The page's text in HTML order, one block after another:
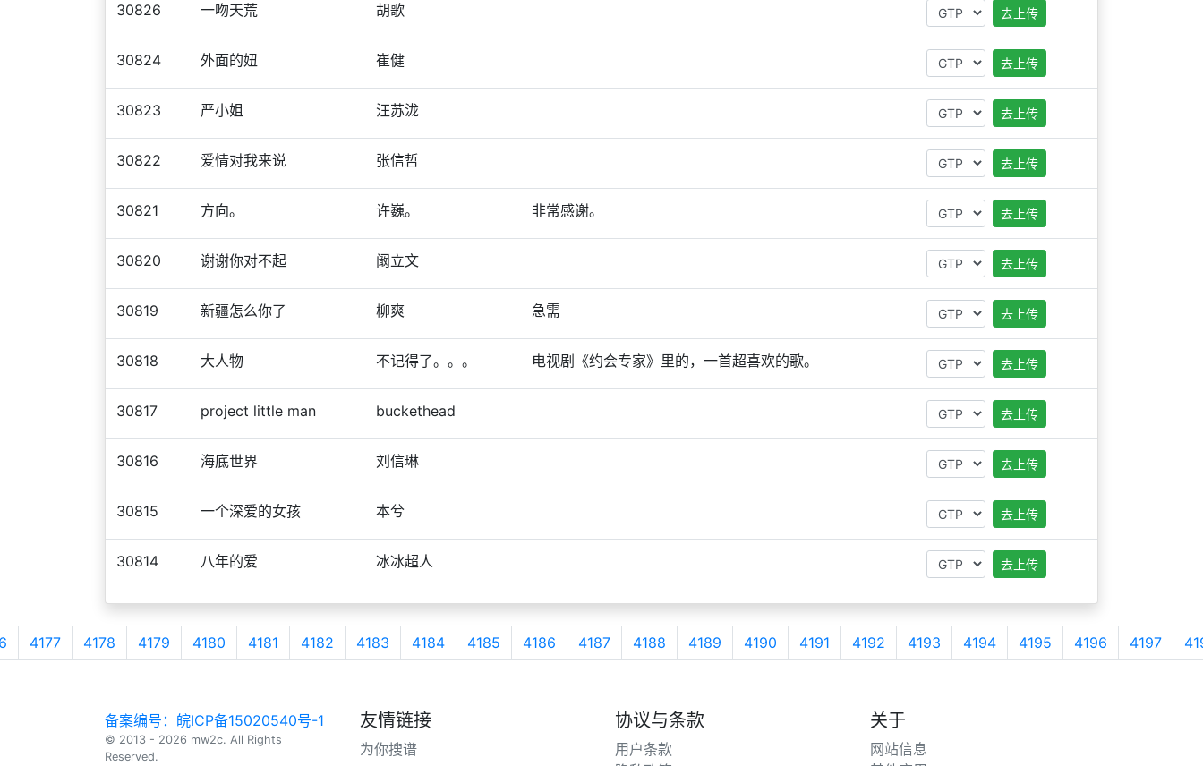
30826 一吻天荒 胡歌 去上传
30824 外面的妞 崔健 去上传
30823 严小姐 汪苏泷 去上传
30822 爱情对我来说 张信哲 去上传
30821 方向。 许巍。 非常感谢。 去上传
30820 谢谢你对不起 阚立文 去上传
30819 新疆怎么你了 柳爽 急需 去上传
30818 大人物 不记得了。。。 电视剧《约会专家》里的，一首超喜欢的歌。 去上传
30817 project little man buckethead 去上传
30816 海底世界 刘信琳 去上传
30815 一个深爱的女孩 本兮 去上传
30814 八年的爱 冰冰超人 去上传
4177 4178 4179 4180 4181 4182 4183 4184 4185 4186 4187 4188 4189 4190 4191 4192 4193 4194 4195 4196 4197
备案编号：皖ICP备15020540号-1
© 2013 - 2026 mw2c. All Rights
Reserved.
友情链接
为你搜谱
协议与条款
用户条款
关于
网站信息